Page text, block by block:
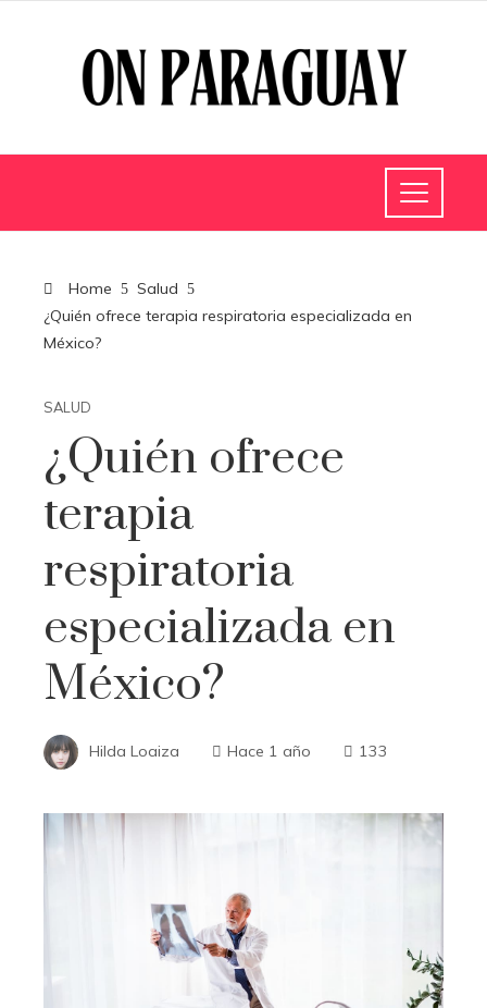
Home
Salud
¿Quién ofrece terapia respiratoria especializada en
México?
SALUD
¿Quién ofrece
terapia
respiratoria
especializada en
México?
Hilda Loaiza Hace 1 año 133